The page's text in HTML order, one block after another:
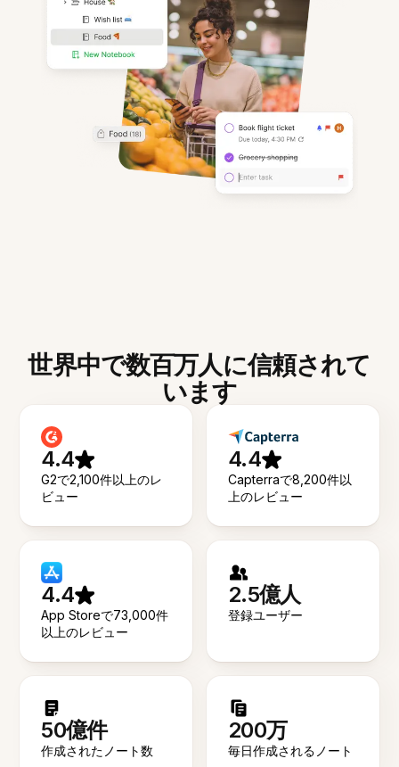
世界中で数百万人に信頼されて
います
4.4
G2で2,100件以上のレ
ビュー
4.4
Capterraで8,200件以
上のレビュー
4.4
App Storeで73,000件
以上のレビュー
2.5億人
登録ユーザー
50億件
作成されたノート数
200万
毎日作成されるノート